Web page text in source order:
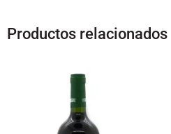
Productos relacionados